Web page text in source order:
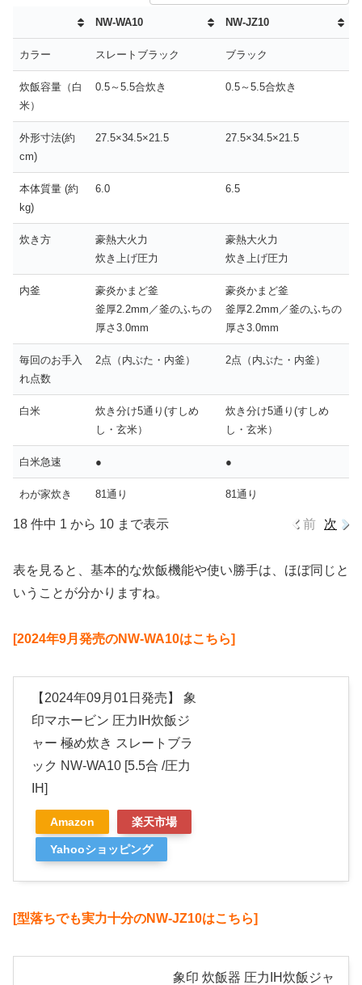
NW-WA10 NW-JZ10
カラー スレートブラック ブラック
炊飯容量（白
米）
0.5～5.5合炊き 0.5～5.5合炊き
外形寸法(約
cm)
27.5×34.5×21.5 27.5×34.5×21.5
本体質量 (約
kg)
6.0 6.5
炊き方
豪熱大火力
炊き上げ圧力
豪熱大火力
炊き上げ圧力
内釜
豪炎かまど釜
釜厚2.2mm／釜のふちの
厚さ3.0mm
豪炎かまど釜
釜厚2.2mm／釜のふちの
厚さ3.0mm
毎回のお手入
れ点数
2点（内ぶた・内釜） 2点（内ぶた・内釜）
白米
炊き分け5通り(すしめ
し・玄米）
炊き分け5通り(すしめ
し・玄米）
白米急速 ● ●
わが家炊き 81通り 81通り
18 件中 1 から 10 まで表示 前 次
表を見ると、基本的な炊飯機能や使い勝手は、ほぼ同じと
いうことが分かりますね。
[2024年9月発売のNW-WA10はこちら]
【2024年09月01日発売】 象
印マホービン 圧力IH炊飯ジ
ャー 極め炊き スレートブラ
ック NW-WA10 [5.5合 /圧力
IH]
Amazon 楽天市場
Yahooショッピング
[型落ちでも実力十分のNW-JZ10はこちら]
象印 炊飯器 圧力IH炊飯ジャ